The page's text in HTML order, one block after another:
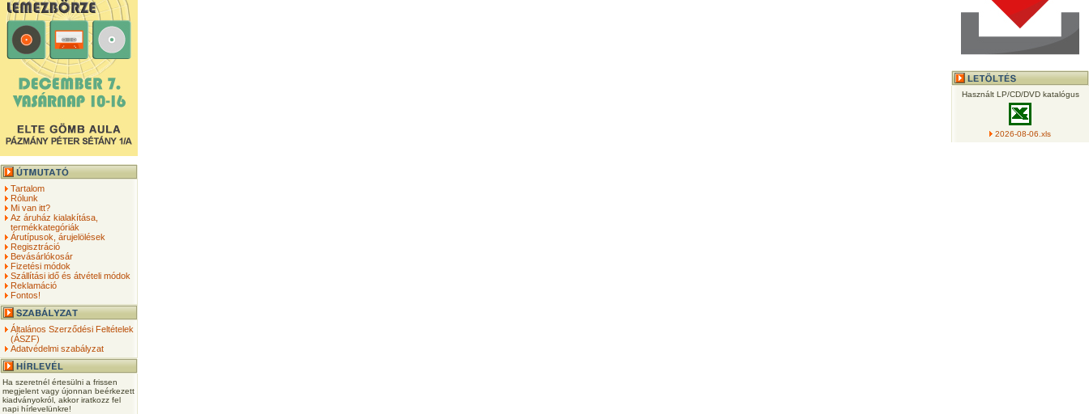
Tartalom
Rólunk
Mi van itt?
Az áruház kialakítása,
termékkategóriák
Árutípusok, árujelölések
Regisztráció
Bevásárlókosár
Fizetési módok
Szállítási idő és átvételi módok
Reklamáció
Fontos!
Általános Szerződési Feltételek
(ÁSZF)
Adatvédelmi szabályzat
Ha szeretnél értesülni a frissen
megjelent vagy újonnan beérkezett
kiadványokról, akkor iratkozz fel
napi hírlevelünkre!
Használt LP/CD/DVD katalógus
2026-08-06.xls